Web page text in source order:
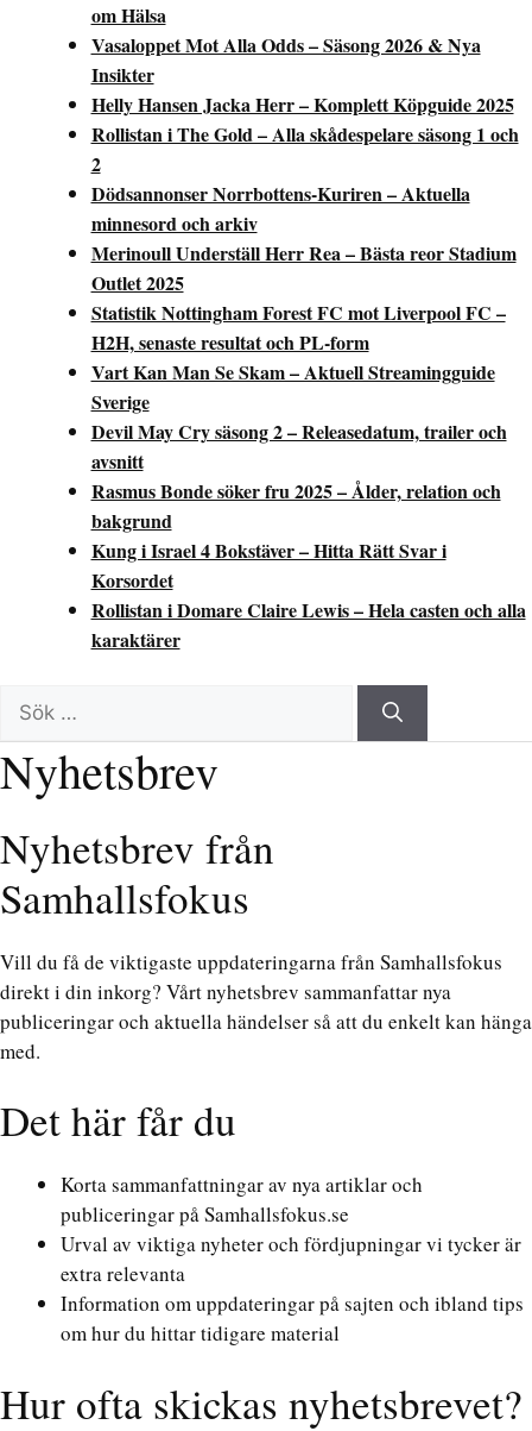
om Hälsa
Vasaloppet Mot Alla Odds – Säsong 2026 & Nya
Insikter
Helly Hansen Jacka Herr – Komplett Köpguide 2025
Rollistan i The Gold – Alla skådespelare säsong 1 och
2
Dödsannonser Norrbottens-Kuriren – Aktuella
minnesord och arkiv
Merinoull Underställ Herr Rea – Bästa reor Stadium
Outlet 2025
Statistik Nottingham Forest FC mot Liverpool FC –
H2H, senaste resultat och PL-form
Vart Kan Man Se Skam – Aktuell Streamingguide
Sverige
Devil May Cry säsong 2 – Releasedatum, trailer och
avsnitt
Rasmus Bonde söker fru 2025 – Ålder, relation och
bakgrund
Kung i Israel 4 Bokstäver – Hitta Rätt Svar i
Korsordet
Rollistan i Domare Claire Lewis – Hela casten och alla
karaktärer
Sök
efter:
Nyhetsbrev
Nyhetsbrev från
Samhallsfokus
Vill du få de viktigaste uppdateringarna från Samhallsfokus
direkt i din inkorg? Vårt nyhetsbrev sammanfattar nya
publiceringar och aktuella händelser så att du enkelt kan hänga
med.
Det här får du
Korta sammanfattningar av nya artiklar och
publiceringar på Samhallsfokus.se
Urval av viktiga nyheter och fördjupningar vi tycker är
extra relevanta
Information om uppdateringar på sajten och ibland tips
om hur du hittar tidigare material
Hur ofta skickas nyhetsbrevet?